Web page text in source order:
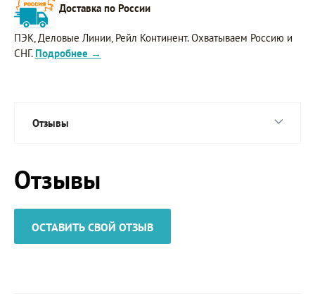
Доставка по России
ПЭК, Деловые Линии, Рейл Континент. Охватываем Россию и
СНГ. Подробнее →
Отзывы
Отзывы
ОСТАВИТЬ СВОЙ ОТЗЫВ